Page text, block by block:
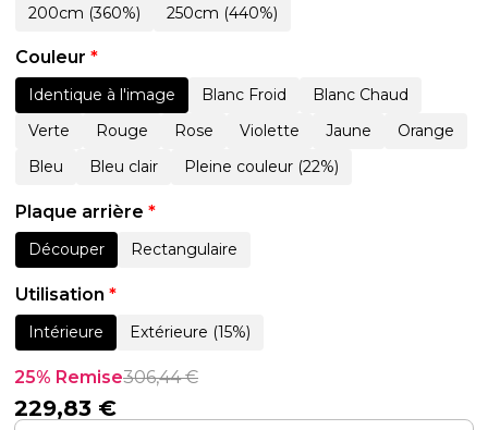
200cm (360%)
250cm (440%)
Couleur *
Identique à l'image Blanc Froid
Blanc Chaud
Verte
Rouge Rose Violette Jaune
Orange
Bleu
Bleu clair Pleine couleur (22%)
Plaque arrière *
Découper Rectangulaire
Utilisation *
Intérieure Extérieure (15%)
25% Remise306,44€
229,83 €